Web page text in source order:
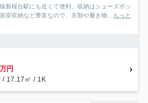
新桜台駅にも近くて便利。収納はシューズボッ
室収納など豊富なので、衣類や履き物... もっと
円
/ 17.17㎡ / 1K